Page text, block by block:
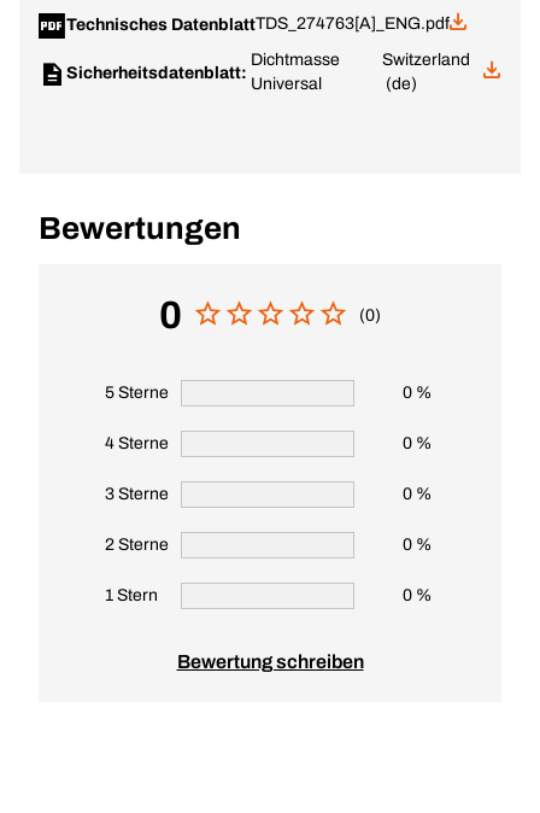
Technisches DatenblattTDS_274763[A]_ENG.pdf
Sicherheitsdatenblatt:
Dichtmasse
Universal
Switzerland
(de)
Bewertungen
0 (0)
5 Sterne 0 %
4 Sterne 0 %
3 Sterne 0 %
2 Sterne 0 %
1 Stern 0 %
Bewertung schreiben